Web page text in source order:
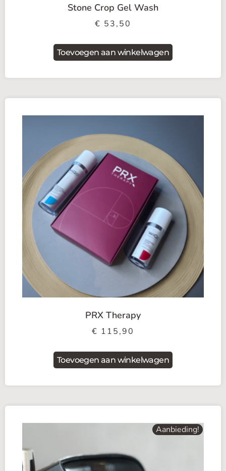
Stone Crop Gel Wash
€ 53,50
Toevoegen aan winkelwagen
PRX Therapy
€ 115,90
Toevoegen aan winkelwagen
Aanbieding!